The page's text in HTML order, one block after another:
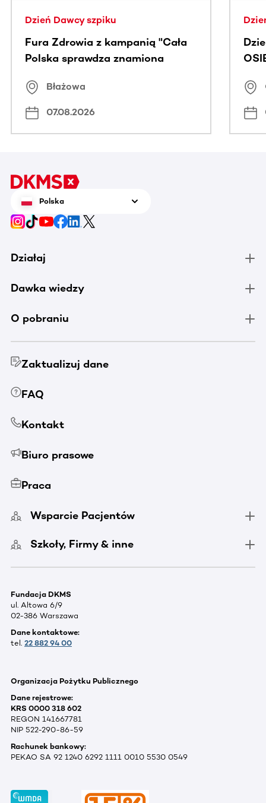
Dzień Dawcy szpiku
Fura Zdrowia z kampanią "Cała
Polska sprawdza znamiona
Błażowa
07.08.2026
Polska
Działaj
Dawka wiedzy
O pobraniu
Zaktualizuj dane
FAQ
Kontakt
Biuro prasowe
Praca
Wsparcie Pacjentów
Szkoły, Firmy & inne
Fundacja DKMS
ul. Altowa 6/9
02-386 Warszawa
Dane kontaktowe:
tel. 22 882 94 00
Organizacja Pożytku Publicznego
Dane rejestrowe:
KRS 0000 318 602
REGON 141667781
NIP 522-290-86-59
Rachunek bankowy:
PEKAO SA 92 1240 6292 1111 0010 5530 0549